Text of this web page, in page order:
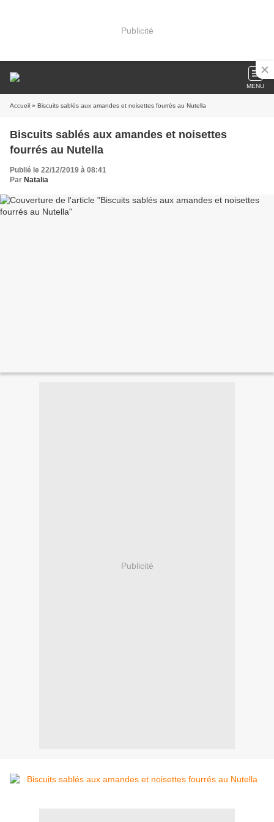
Publicité
MENU
Accueil » Biscuits sablés aux amandes et noisettes fourrés au Nutella
Biscuits sablés aux amandes et noisettes
fourrés au Nutella
Publié le 22/12/2019 à 08:41
Par Natalia
Publicité